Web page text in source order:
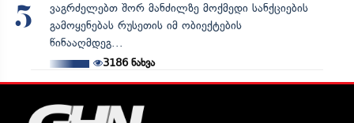
5
ვაგრძელებთ შორ მანძილზე მოქმედი სანქციების
გამოყენებას რუსეთის იმ ობიექტების
წინააღმდეგ...
3186ნახვა